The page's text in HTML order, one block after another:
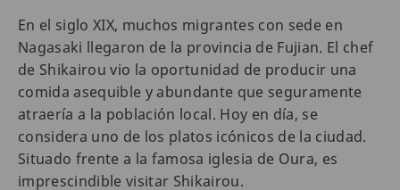
En el siglo XIX, muchos migrantes con sede en
Nagasaki llegaron de la provincia de Fujian. El chef
de Shikairou vio la oportunidad de producir una
comida asequible y abundante que seguramente
atraería a la población local. Hoy en día, se
considera uno de los platos icónicos de la ciudad.
Situado frente a la famosa iglesia de Oura, es
imprescindible visitar Shikairou.